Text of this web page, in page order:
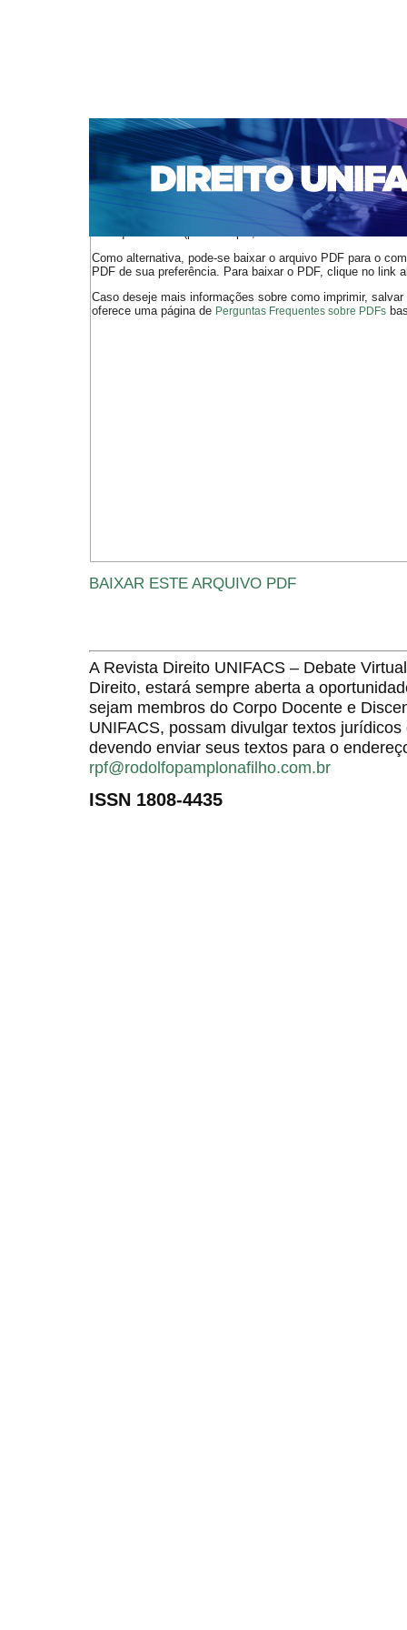
CAPA SOBRE ACESSO CADASTRO
NOTÍCIAS
EDIÇÕES DE Nº 1 A 100 WEBMAIL
Capa>n. 153 (2013) > Torres
O arquivo PDF selecionado deve ser carregado no
de arquivos PDF (por exemplo, uma versão atual do
Como alternativa, pode-se baixar o arquivo PDF para o
PDF de sua preferência. Para baixar o PDF, clique no link
Caso deseje mais informações sobre como imprimir,
oferece uma página de Perguntas Frequentes sobre PDFs
BAIXAR ESTE ARQUIVO PDF
A Revista Direito UNIFACS – Debate
Direito, estará sempre aberta a
sejam membros do Corpo Docente e
UNIFACS, possam divulgar textos
devendo enviar seus textos para o
rpf@rodolfopamplonafilho.com.br
ISSN 1808-4435